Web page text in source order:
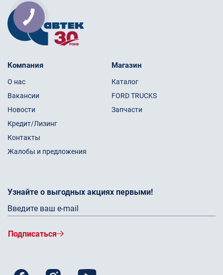
Компания
О нас
Вакансии
Новости
Кредит/Лизинг
Контакты
Жалобы и предложения
Магазин
Каталог
FORD TRUCKS
Запчасти
Узнайте о выгодных акциях первыми!
Подписаться